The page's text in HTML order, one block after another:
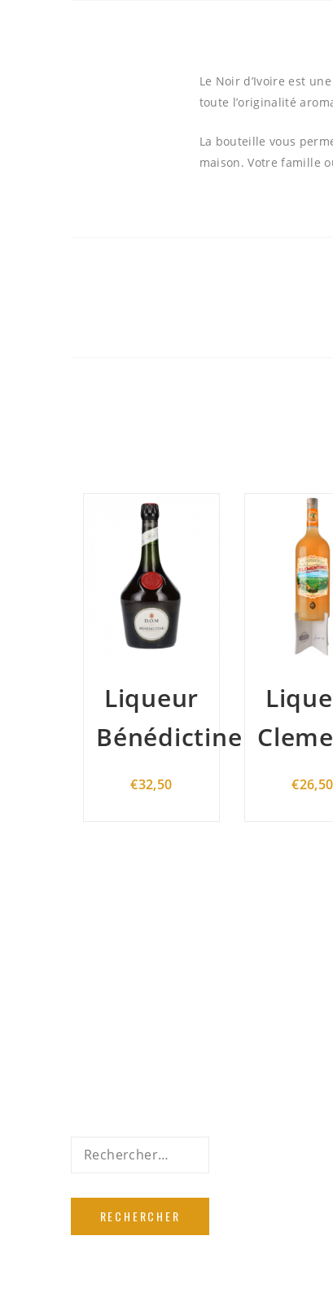
Le Noir d’Ivoire est
toute l’originalité
La bouteille vous
maison. Votre famille
Liqueur
Clementino
€26,50
The
Rechercher :